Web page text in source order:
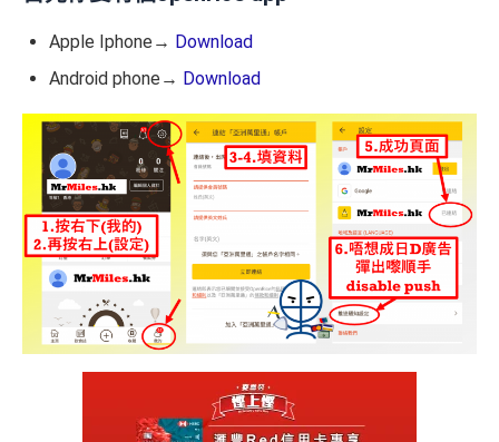
Apple Iphone→ Download
Android phone→ Download